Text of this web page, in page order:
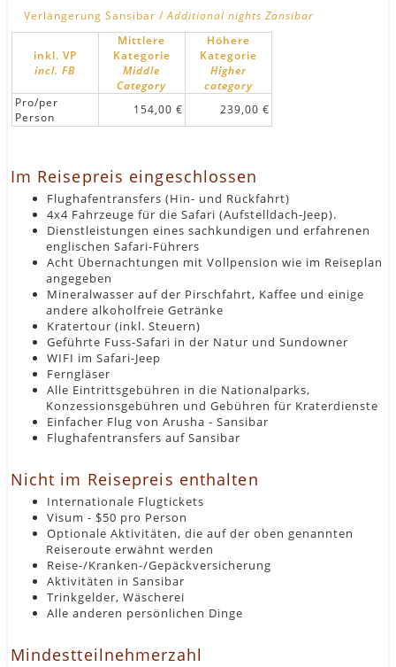
Verlängerung Sansibar /Additional nights Zansibar
inkl. VP
incl. FB
Mittlere
Kategorie
Middle
Category
Höhere
Kategorie
Higher
category
Pro/per
Person
154,00 € 239,00 €
Im Reisepreis eingeschlossen
Flughafentransfers (Hin- und Rückfahrt)
4x4 Fahrzeuge für die Safari (Aufstelldach-Jeep).
Dienstleistungen eines sachkundigen und erfahrenen
englischen Safari-Führers
Acht Übernachtungen mit Vollpension wie im Reiseplan
angegeben
Mineralwasser auf der Pirschfahrt, Kaffee und einige
andere alkoholfreie Getränke
Kratertour (inkl. Steuern)
Geführte Fuss-Safari in der Natur und Sundowner
WIFI im Safari-Jeep
Ferngläser
Alle Eintrittsgebühren in die Nationalparks,
Konzessionsgebühren und Gebühren für Kraterdienste
Einfacher Flug von Arusha - Sansibar
Flughafentransfers auf Sansibar
Nicht im Reisepreis enthalten
Internationale Flugtickets
Visum - $50 pro Person
Optionale Aktivitäten, die auf der oben genannten
Reiseroute erwähnt werden
Reise-/Kranken-/Gepäckversicherung
Aktivitäten in Sansibar
Trinkgelder, Wäscherei
Alle anderen persönlichen Dinge
Mindestteilnehmerzahl